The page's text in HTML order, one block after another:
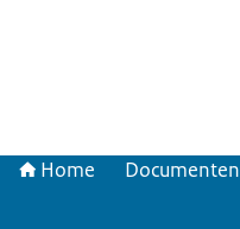
Home Documenten